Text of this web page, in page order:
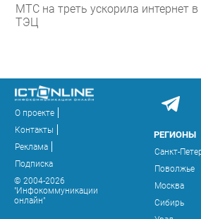
МТС на треть ускорила интернет
ТЭЦ
О проекте
Контакты
Реклама
Подписка
© 2004-2026
"Инфокоммуникации
онлайн"
РЕГИОНЫ
Санкт-
Поволжье
Москва
Сибирь